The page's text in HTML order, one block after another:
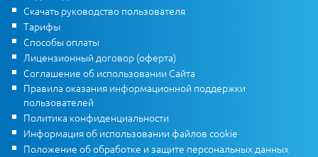
Скачать руководство пользователя
Тарифы
Способы оплаты
Лицензионный договор (оферта)
Соглашение об использовании Сайта
Правила оказания информационной поддержки
пользователей
Политика конфиденциальности
Информация об использовании файлов cookie
Положение об обработке и защите персональных данных